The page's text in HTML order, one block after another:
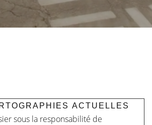
ACTUELLES
sous la responsabilité de